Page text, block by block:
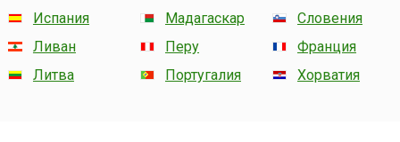
Испания
Ливан
Литва
Мадагаскар
Перу
Португалия
Словения
Франция
Хорватия